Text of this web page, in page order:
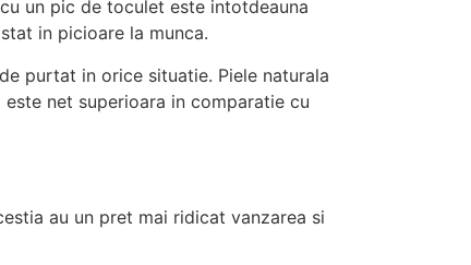
un pic de toculet este intotdeauna
in picioare la munca.
purtat in orice situatie. Piele naturala
net superioara in comparatie cu
au un pret mai ridicat vanzarea si